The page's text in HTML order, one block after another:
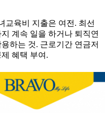
교육비 지출은 여전. 최선
계속 일을 하거나 퇴직연
하는 것. 근로기간 연금저
혜택 부여.